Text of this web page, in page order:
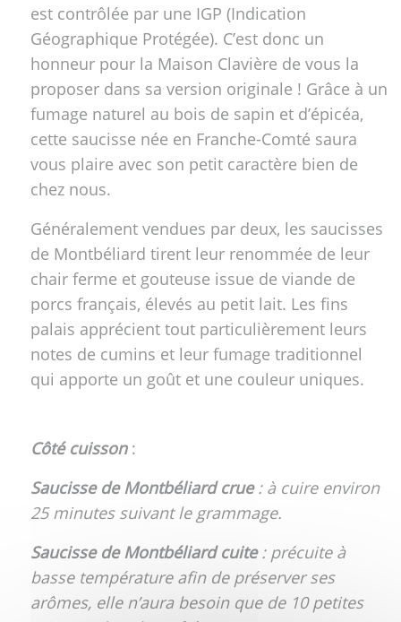
est contrôlée par une IGP (Indication
Géographique Protégée). C’est donc un
honneur pour la Maison Clavière de vous la
proposer dans sa version originale ! Grâce à un
fumage naturel au bois de sapin et d’épicéa,
cette saucisse née en Franche-Comté saura
vous plaire avec son petit caractère bien de
chez nous.
Généralement vendues par deux, les saucisses
de Montbéliard tirent leur renommée de leur
chair ferme et gouteuse issue de viande de
porcs français, élevés au petit lait. Les fins
palais apprécient tout particulièrement leurs
notes de cumins et leur fumage traditionnel
qui apporte un goût et une couleur uniques.
Côté cuisson:
Saucisse de Montbéliard crue: à cuire environ
25 minutes suivant le grammage.
Saucisse de Montbéliard cuite: précuite à
basse température afin de préserver ses
arômes, elle n’aura besoin que de 10 petites